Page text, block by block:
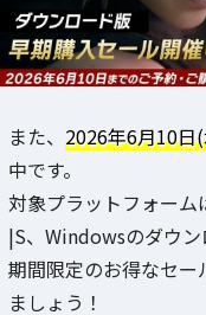
また、 2026年6月10日
中です。
対象プラットフォー
|S、Windowsのダウン
期間限定のお得なセー
ましょう！